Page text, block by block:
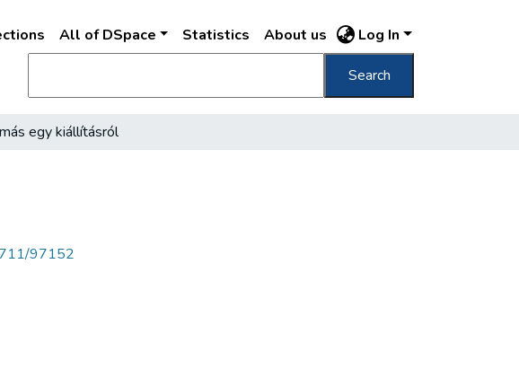
All of DSpace Statistics About us Log In
Search
egy kiállításról
97152